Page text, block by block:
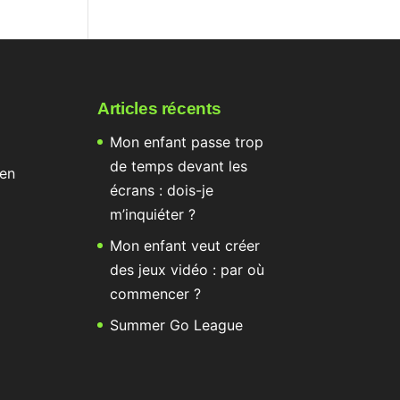
Articles récents
Mon enfant passe trop
de temps devant les
écrans : dois-je
m’inquiéter ?
Mon enfant veut créer
des jeux vidéo : par où
commencer ?
Summer Go League